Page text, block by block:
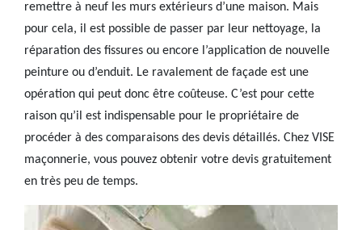
remettre à neuf les murs extérieurs d’une maison. Mais
pour cela, il est possible de passer par leur nettoyage, la
réparation des fissures ou encore l’application de nouvelle
peinture ou d’enduit. Le ravalement de façade est une
opération qui peut donc être coûteuse. C’est pour cette
raison qu’il est indispensable pour le propriétaire de
procéder à des comparaisons des devis détaillés. Chez VISE
maçonnerie, vous pouvez obtenir votre devis gratuitement
en très peu de temps.